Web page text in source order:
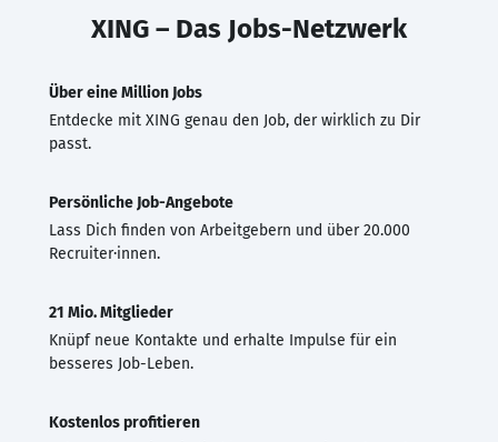
XING – Das Jobs-Netzwerk
Über eine Million Jobs
Entdecke mit XING genau den Job, der wirklich zu Dir
passt.
Persönliche Job-Angebote
Lass Dich finden von Arbeitgebern und über 20.000
Recruiter·innen.
21 Mio. Mitglieder
Knüpf neue Kontakte und erhalte Impulse für ein
besseres Job-Leben.
Kostenlos profitieren